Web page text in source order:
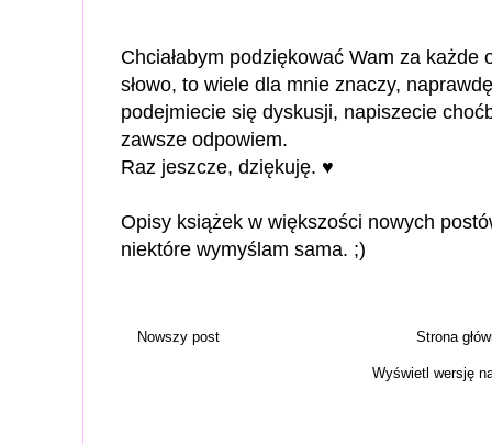
Chciałabym podziękować Wam za
słowo, to wiele dla mnie znaczy,
podejmiecie się dyskusji, napiszecie
zawsze odpowiem.
Raz jeszcze, dziękuję. ♥
Opisy książek w większości nowych
niektóre wymyślam sama. ;)
Nowszy post Strona
Wyświetl wersję